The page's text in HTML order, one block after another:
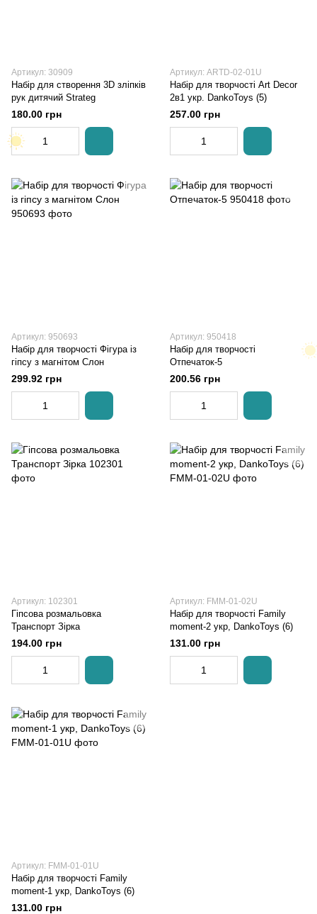
Артикул: 30909
Набір для створення 3D зліпків
рук дитячий Strateg
180.00 грн
Артикул: ARTD-02-01U
Набір для творчості Art Decor
2в1 укр. DankoToys (5)
257.00 грн
Артикул: 950693
Набір для творчості Фігура із
гіпсу з магнітом Слон
299.92 грн
Артикул: 950418
Набір для творчості
Отпечаток-5
200.56 грн
Артикул: 102301
Гіпсова розмальовка
Транспорт Зірка
194.00 грн
Артикул: FMM-01-02U
Набір для творчості Family
moment-2 укр, DankoToys (6)
131.00 грн
Артикул: FMM-01-01U
Набір для творчості Family
moment-1 укр, DankoToys (6)
131.00 грн